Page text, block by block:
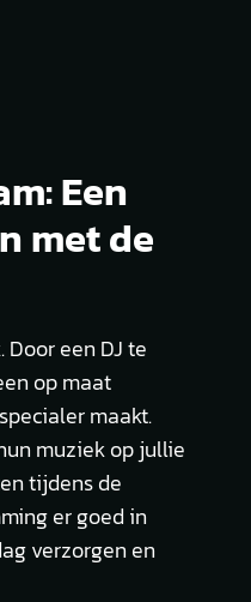
Een
met de
een DJ te
op maat
maakt.
muziek op jullie
tijdens de
er goed in
verzorgen en